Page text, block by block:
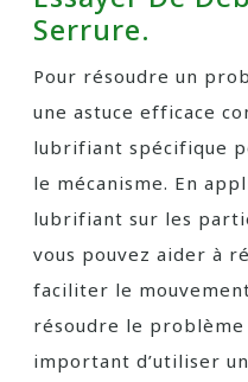
Serrure.
Pour résoudre un
une astuce efficace
lubrifiant spécifique
le mécanisme. En
lubrifiant sur les
vous pouvez aider à
faciliter le
résoudre le
important d’utiliser